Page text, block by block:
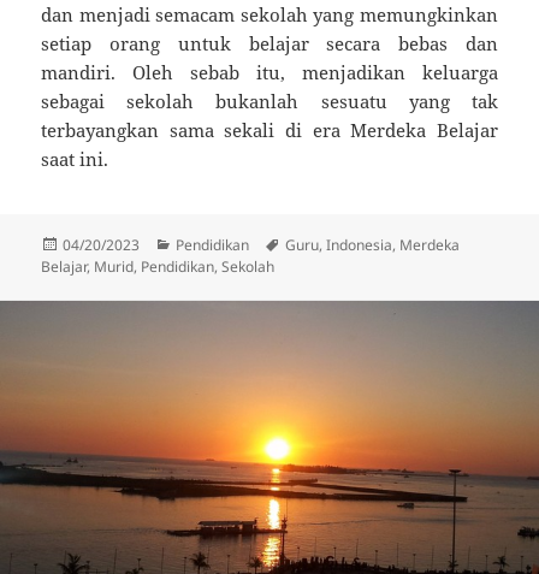
dan menjadi semacam sekolah yang memungkinkan
setiap orang untuk belajar secara bebas dan
mandiri. Oleh sebab itu, menjadikan keluarga
sebagai sekolah bukanlah sesuatu yang tak
terbayangkan sama sekali di era Merdeka Belajar
saat ini.
Posted
on
04/20/2023 Categories
Pendidikan Tags
Guru,Indonesia, Merdeka
Belajar, Murid, Pendidikan,Sekolah